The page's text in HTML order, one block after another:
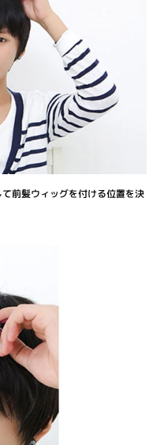
前髪ウィッグを付ける位置を決